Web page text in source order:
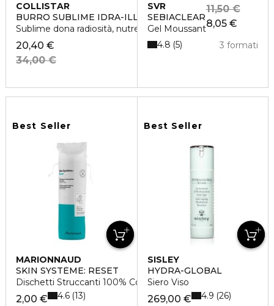
COLLISTAR
BURRO SUBLIME IDRA-ILLUMINANTE RIPARATORE
Sublime dona radiosità, nutre e idrata oltre 72h
20,40 €
34,00 €
SVR
SEBIACLEAR
Gel Moussant8,05 €
11,50 €
3 formati
4.8 5
Best Seller
MARIONNAUD
SKIN SYSTÈME: RESET
Dischetti Struccanti 100% Cotone
2,00 € 4.6 13
Best Seller
SISLEY
HYDRA-GLOBAL
Siero Viso
269,00 € 4.9 26